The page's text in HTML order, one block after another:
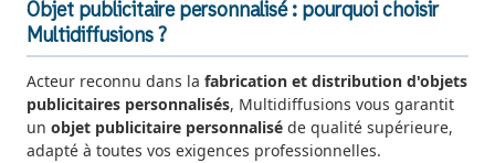
Objet publicitaire personnalisé : pourquoi choisir
Multidiffusions ?
Acteur reconnu dans la fabrication et distribution d'objets
publicitaires personnalisés, Multidiffusions vous garantit
un objet publicitaire personnalisé de qualité supérieure,
adapté à toutes vos exigences professionnelles.